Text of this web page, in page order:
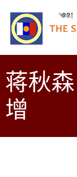
蒋秋
增